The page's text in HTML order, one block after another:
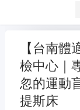
【台南
檢中心｜
忽的運動
提斯床